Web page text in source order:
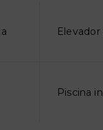
Elevador
Piscina